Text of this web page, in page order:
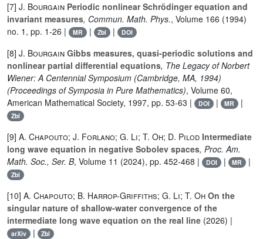
[7] J. Bourgain Periodic nonlinear Schrödinger equation and
invariant measures, Commun. Math. Phys., Volume 166 (1994)
no. 1, pp. 1-26 |
MR | Zbl | DOI
[8] J. Bourgain Gibbs measures, quasi-periodic solutions and
nonlinear partial differential equations, The Legacy of Norbert
Wiener: A Centennial Symposium (Cambridge, MA, 1994)
(Proceedings of Symposia in Pure Mathematics), Volume 60,
American Mathematical Society, 1997, pp. 53-63 |
DOI | MR |
Zbl
[9] A. Chapouto; J. Forlano; G. Li; T. Oh; D. Pilod Intermediate
long wave equation in negative Sobolev spaces, Proc. Am.
Math. Soc., Ser. B, Volume 11 (2024), pp. 452-468 | DOI | MR |
Zbl
[10] A. Chapouto; B. Harrop-Griffiths; G. Li; T. Oh On the
singular nature of shallow-water convergence of the
intermediate long wave equation on the real line (2026) |
arXiv | Zbl